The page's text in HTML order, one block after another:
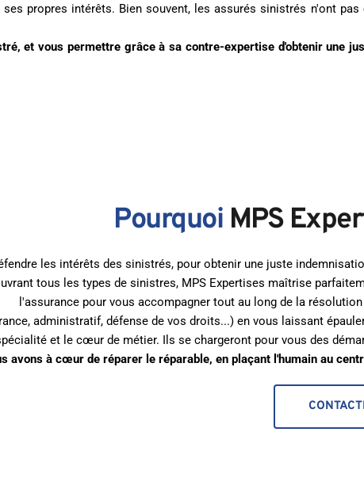
propres intérêts. Bien souvent, les assurés sinistrés n'ont pas
et vous permettre grâce à sa contre-expertise d'obtenir une
Pourquoi MPS
les intérêts des sinistrés, pour obtenir une juste
tous les types de sinistres, MPS Expertises maîtrise
l'assurance pour vous accompagner tout au long de la
administratif, défense de vos droits...) en vous laissant
et le cœur de métier. Ils se chargeront pour vous des
avons à cœur de réparer le réparable, en plaçant l'humain au